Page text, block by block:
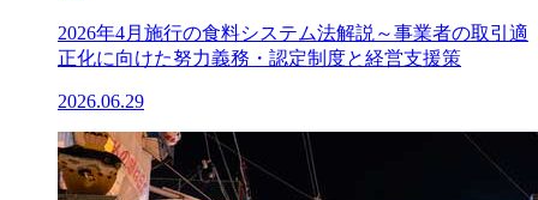
2026年4月施行の食料システム法解説～事業者の取引適
正化に向けた努力義務・認定制度と経営支援策
2026.06.29